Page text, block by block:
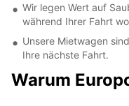
Wir legen Wert auf
während Ihrer Fahrt
Unsere Mietwagen
Ihre nächste Fahrt.
Warum